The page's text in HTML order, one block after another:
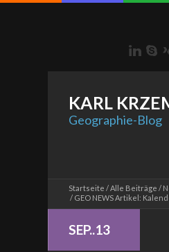
KARL
Geographie-Blog
Startseite Alle Beiträge
GEO NEWS Artikel:
SEP..13